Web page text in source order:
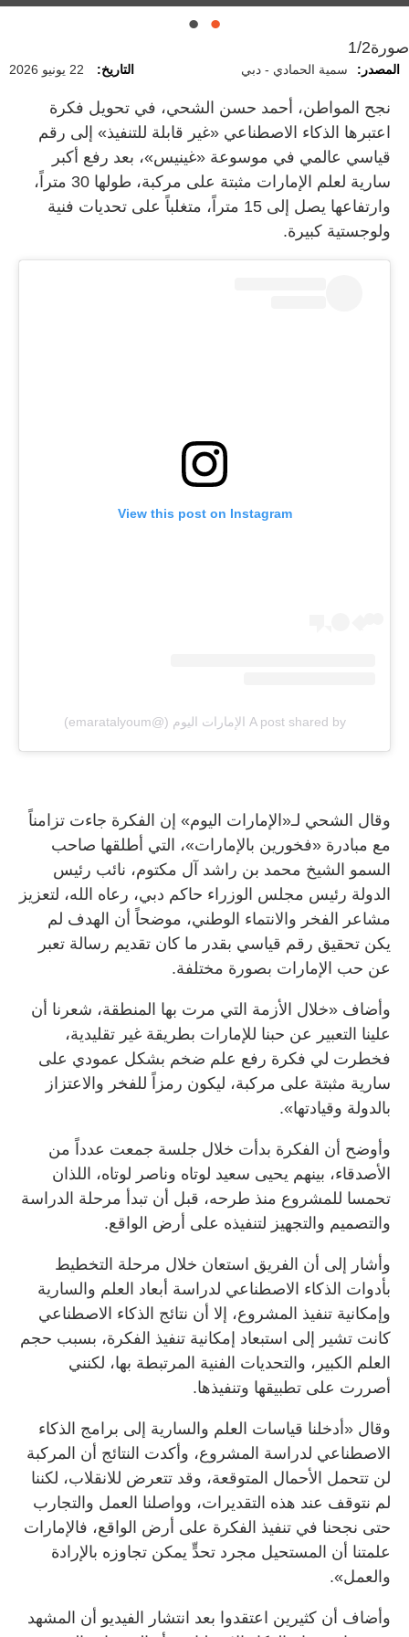
صورة1/2
المصدر: سمية الحمادي - دبي التاريخ: 22 يونيو 2026
نجح المواطن، أحمد حسن الشحي، في تحويل فكرة
اعتبرها الذكاء الاصطناعي «غير قابلة للتنفيذ» إلى رقم
قياسي عالمي في موسوعة «غينيس»، بعد رفع أكبر
سارية لعلم الإمارات مثبتة على مركبة، طولها 30 متراً،
وارتفاعها يصل إلى 15 متراً، متغلباً على تحديات فنية
ولوجستية كبيرة.
View this post on Instagram
A post shared by الإمارات اليوم (@emaratalyoum)
وقال الشحي لـ«الإمارات اليوم» إن الفكرة جاءت تزامناً
مع مبادرة «فخورين بالإمارات»، التي أطلقها صاحب
السمو الشيخ محمد بن راشد آل مكتوم، نائب رئيس
الدولة رئيس مجلس الوزراء حاكم دبي، رعاه الله، لتعزيز
مشاعر الفخر والانتماء الوطني، موضحاً أن الهدف لم
يكن تحقيق رقم قياسي بقدر ما كان تقديم رسالة تعبر
عن حب الإمارات بصورة مختلفة.
وأضاف «خلال الأزمة التي مرت بها المنطقة، شعرنا أن
علينا التعبير عن حبنا للإمارات بطريقة غير تقليدية،
فخطرت لي فكرة رفع علم ضخم بشكل عمودي على
سارية مثبتة على مركبة، ليكون رمزاً للفخر والاعتزاز
بالدولة وقيادتها».
وأوضح أن الفكرة بدأت خلال جلسة جمعت عدداً من
الأصدقاء، بينهم يحيى سعيد لوتاه وناصر لوتاه، اللذان
تحمسا للمشروع منذ طرحه، قبل أن تبدأ مرحلة الدراسة
والتصميم والتجهيز لتنفيذه على أرض الواقع.
وأشار إلى أن الفريق استعان خلال مرحلة التخطيط
بأدوات الذكاء الاصطناعي لدراسة أبعاد العلم والسارية
وإمكانية تنفيذ المشروع، إلا أن نتائج الذكاء الاصطناعي
كانت تشير إلى استبعاد إمكانية تنفيذ الفكرة، بسبب حجم
العلم الكبير، والتحديات الفنية المرتبطة بها، لكنني
أصررت على تطبيقها وتنفيذها.
وقال «أدخلنا قياسات العلم والسارية إلى برامج الذكاء
الاصطناعي لدراسة المشروع، وأكدت النتائج أن المركبة
لن تتحمل الأحمال المتوقعة، وقد تتعرض للانقلاب، لكننا
لم نتوقف عند هذه التقديرات، وواصلنا العمل والتجارب
حتى نجحنا في تنفيذ الفكرة على أرض الواقع، فالإمارات
علمتنا أن المستحيل مجرد تحدٍّ يمكن تجاوزه بالإرادة
والعمل».
وأضاف أن كثيرين اعتقدوا بعد انتشار الفيديو أن المشهد